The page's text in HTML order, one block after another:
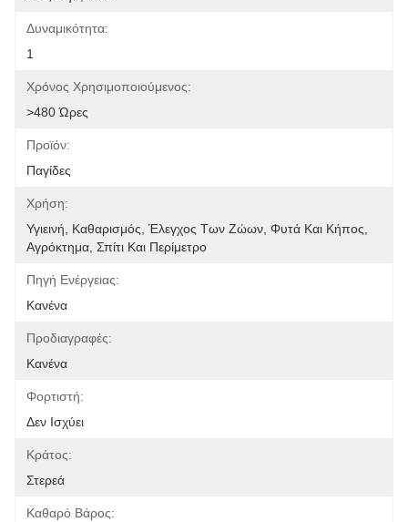
Δυναμικότητα:
1
Χρόνος Χρησιμοποιούμενος:
>480 Ώρες
Προϊόν:
Παγίδες
Χρήση:
Υγιεινή, Καθαρισμός, Έλεγχος Των Ζώων, Φυτά Και Κήπος,
Αγρόκτημα, Σπίτι Και Περίμετρο
Πηγή Ενέργειας:
Κανένα
Προδιαγραφές:
Κανένα
Φορτιστή:
Δεν Ισχύει
Κράτος:
Στερεά
Καθαρό Βάρος: